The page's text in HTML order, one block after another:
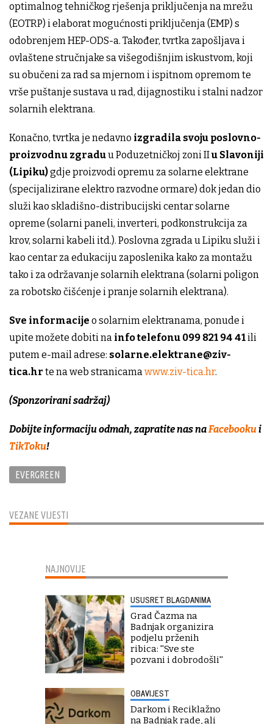
VEZANE VIJESTI
optimalnog tehničkog rješenja priključenja na mrežu
(EOTRP) i elaborat mogućnosti priključenja (EMP) s
odobrenjem HEP-ODS-a. Također, tvrtka zapošljava i
ovlaštene stručnjake sa višegodišnjim iskustvom, koji
su obučeni za rad sa mjernom i ispitnom opremom te
vrše puštanje sustava u rad, dijagnostiku i stalni nadzor
solarnih elektrana.
Konačno, tvrtka je nedavno izgradila svoju poslovno-
proizvodnu zgraduu Poduzetničkoj zoni IIu Slavoniji
(Lipiku)gdje proizvodi opremu za solarne elektrane
(specijalizirane elektro razvodne ormare) dok jedan dio
služi kao skladišno-distribucijski centar solarne
opreme (solarni paneli, inverteri, podkonstrukcija za
krov, solarni kabeli itd.). Poslovna zgrada u Lipiku služi i
kao centar za edukaciju zaposlenika kako za montažu
tako i za održavanje solarnih elektrana (solarni poligon
za robotsko čišćenje i pranje solarnih elektrana).
Sve informacije o solarnim elektranama, ponude i
upite možete dobiti na info telefonu 099 821 94 41ili
putem e-mail adrese: solarne.elektrane@ziv-
tica.hr te na web stranicamawww.ziv-tica.hr.
(Sponzorirani sadržaj)
Dobijte informaciju odmah, zapratite nas naFacebooku i
TikToku!
EVERGREEN
NAJNOVIJE
USUSRET BLAGDANIMA
Grad Čazma na
Badnjak organizira
podjelu prženih
ribica: ''Sve ste
pozvani i dobrodošli''
OBAVIJEST
Darkom i Reciklažno
na Badnjak rade, ali